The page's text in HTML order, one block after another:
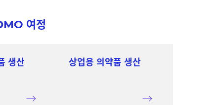
여정
생산 상업용 의약품 생산